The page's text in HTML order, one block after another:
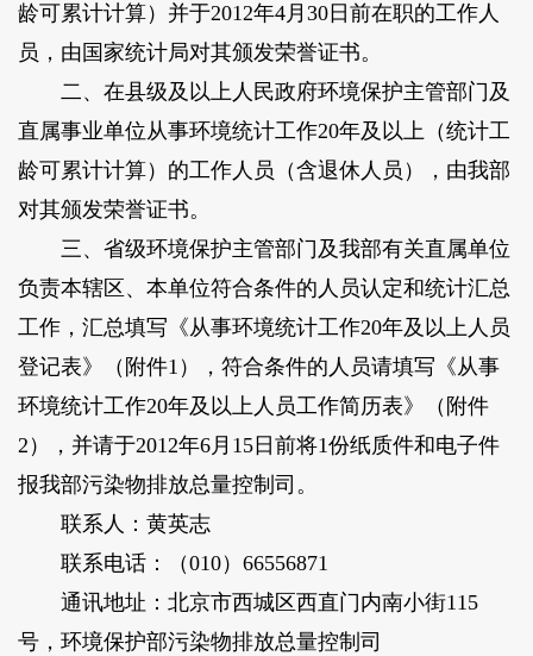
龄可累计计算）并于2012年4月30日前在职的工作人
员，由国家统计局对其颁发荣誉证书。
二、在县级及以上人民政府环境保护主管部门及
直属事业单位从事环境统计工作20年及以上（统计工
龄可累计计算）的工作人员（含退休人员），由我部
对其颁发荣誉证书。
三、省级环境保护主管部门及我部有关直属单位
负责本辖区、本单位符合条件的人员认定和统计汇总
工作，汇总填写《从事环境统计工作20年及以上人员
登记表》（附件1），符合条件的人员请填写《从事
环境统计工作20年及以上人员工作简历表》（附件
2），并请于2012年6月15日前将1份纸质件和电子件
报我部污染物排放总量控制司。
联系人：黄英志
联系电话：（010）66556871
通讯地址：北京市西城区西直门内南小街115
号，环境保护部污染物排放总量控制司